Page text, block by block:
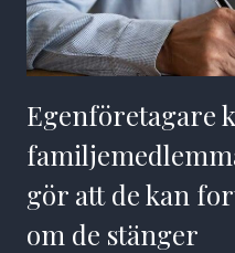
Egenföretagare
gör att de kan
om de stänger